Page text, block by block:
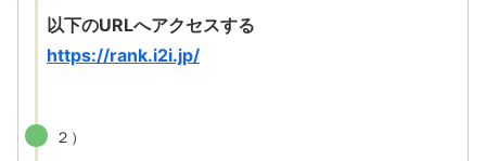
以下のURLへアクセスする
https://rank.i2i.jp/
２）